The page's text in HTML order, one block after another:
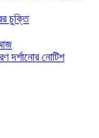
চুক্তি
আজ
দর্শানোর নোটিশ